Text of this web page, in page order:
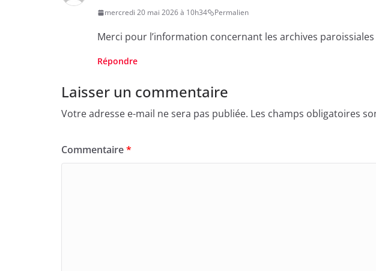
mercredi 20 mai 2026 à 10h34 Permalien
Merci pour l’information concernant les archives paroissiales
Répondre
Laisser un commentaire
Votre adresse e-mail ne sera pas publiée. Les champs obligatoires
Commentaire*